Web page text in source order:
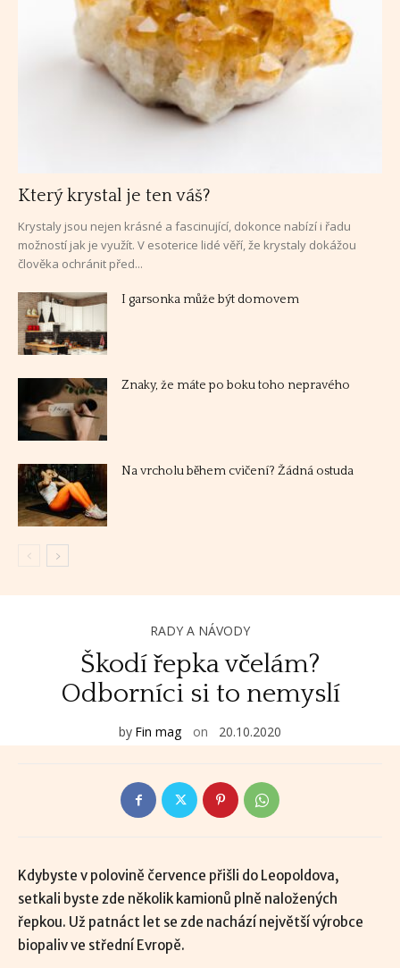
Který krystal je ten váš?
Krystaly jsou nejen krásné a fascinující, dokonce nabízí i řadu
možností jak je využít. V esoterice lidé věří, že krystaly dokážou
člověka ochránit před...
I garsonka může být domovem
Znaky, že máte po boku toho nepravého
Na vrcholu během cvičení? Žádná ostuda